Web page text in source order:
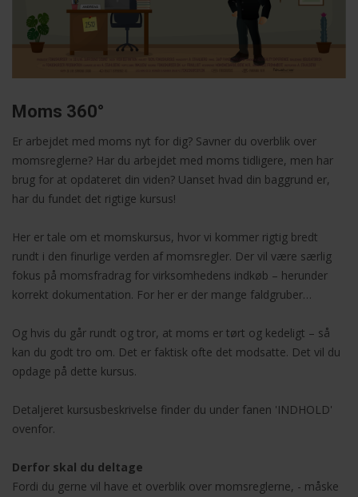
Moms 360°
Er arbejdet med moms nyt for dig? Savner du overblik over
momsreglerne? Har du arbejdet med moms tidligere, men har
brug for at opdateret din viden? Uanset hvad din baggrund er,
har du fundet det rigtige kursus!
Her er tale om et momskursus, hvor vi kommer rigtig bredt
rundt i den finurlige verden af momsregler. Der vil være særlig
fokus på momsfradrag for virksomhedens indkøb – herunder
korrekt dokumentation. For her er der mange faldgruber…
Og hvis du går rundt og tror, at moms er tørt og kedeligt – så
kan du godt tro om. Det er faktisk ofte det modsatte. Det vil du
opdage på dette kursus.
Detaljeret kursusbeskrivelse finder du under fanen 'INDHOLD'
ovenfor.
Derfor skal du deltage
Fordi du gerne vil have et overblik over momsreglerne, - måske